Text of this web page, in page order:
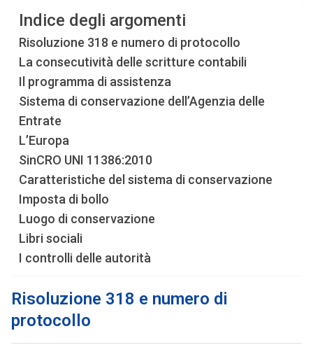
Indice degli argomenti
Risoluzione 318 e numero di protocollo
La consecutività delle scritture contabili
Il programma di assistenza
Sistema di conservazione dell’Agenzia delle
Entrate
L’Europa
SinCRO UNI 11386:2010
Caratteristiche del sistema di conservazione
Imposta di bollo
Luogo di conservazione
Libri sociali
I controlli delle autorità
Risoluzione 318 e numero di
protocollo